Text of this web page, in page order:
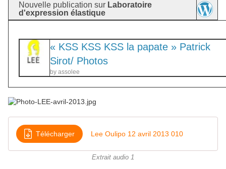
Nouvelle publication sur Laboratoire
d'expression élastique
« KSS KSS KSS la papate » Patrick
Sirot/ Photos
by assolee
Télécharger Lee Oulipo 12 avril 2013 010
Extrait audio 1